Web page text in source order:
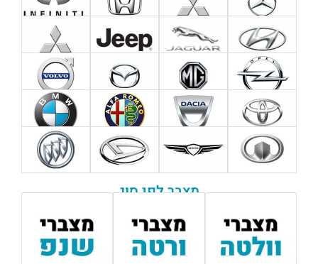
מצבר לפי סוג